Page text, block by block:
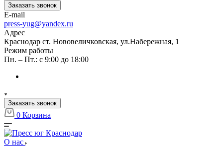
Заказать звонок
E-mail
press-yug@yandex.ru
Адрес
Краснодар ст. Нововеличковская, ул.Набережная, 1
Режим работы
Пн. – Пт.: с 9:00 до 18:00
Заказать звонок
0 Корзина
О нас